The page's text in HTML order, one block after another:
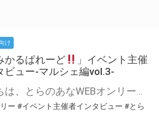
け
かるぱれーど
」イベント主催
ビュー-マルシェ編vol.3-
こんにちは、とらのあなWEBオンリー運営スタッフです。 新たにお届けする、イベント主催者インタビュー-マルシェ編-は、 とらのあなWEBオンリー「マルシェ」をご利用した主催様に 「マルシェ」を使って開催した感想や心がけをお聞きする企画です。 今回は、WEBオンリー初開催「つるみかるぱれーど
ー #イベント主催者インタビュー #とら